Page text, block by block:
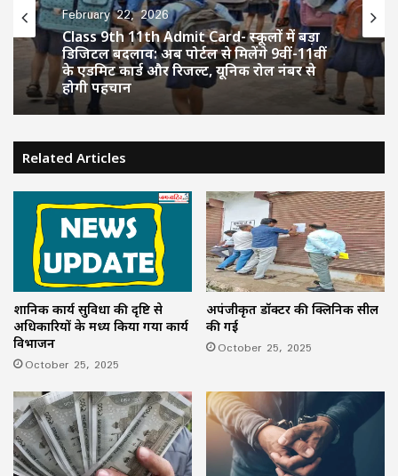
February 22, 2026
Class 9th 11th Admit Card- स्कूलों में बड़ा
डिजिटल बदलाव: अब पोर्टल से मिलेंगे 9वीं-11वीं
के एडमिट कार्ड और रिजल्ट, यूनिक रोल नंबर से
होगी पहचान
Related Articles
प्रशानिक कार्य सुविधा की दृष्टि से
अधिकारियों के मध्य किया गया कार्य
विभाजन
October 25, 2025
अपंजीकृत डॉक्टर की क्लिनिक सील
की गई
October 25, 2025